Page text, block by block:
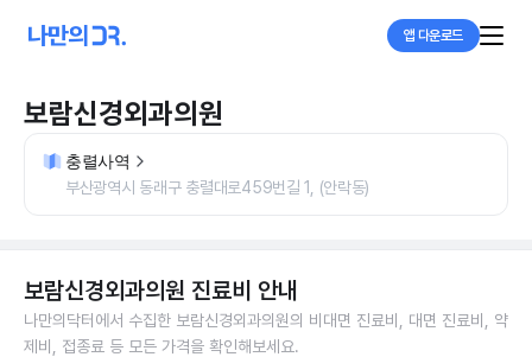
앱 다운로드
보람신경외과의원
충렬사역
부산광역시 동래구 충렬대로459번길 1, (안락동)
보람신경외과의원 진료비 안내
나만의닥터에서 수집한 보람신경외과의원의 비대면 진료비, 대면 진료비, 약
제비, 접종료 등 모든 가격을 확인해보세요.